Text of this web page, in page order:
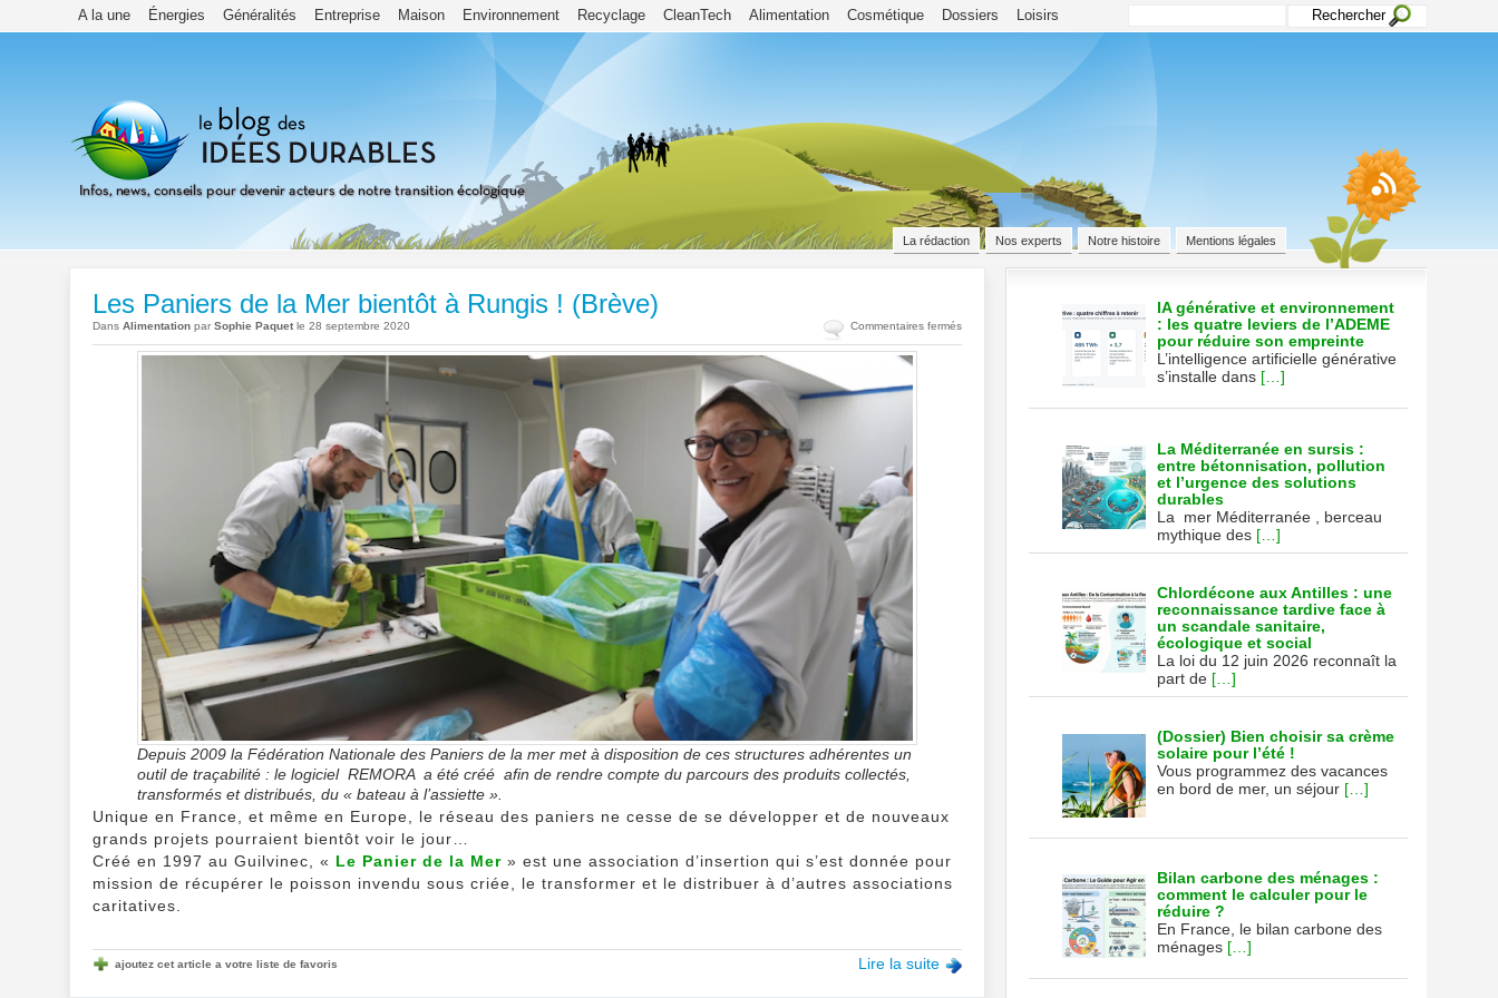
A la une Énergies Généralités Entreprise Maison Environnement Recyclage CleanTech Alimentation Cosmétique Dossiers Loisirs
La rédaction Nos experts Notre histoire Mentions légales
Les Paniers de la Mer bientôt à Rungis ! (Brève)
Dans Alimentation par Sophie Paquet le 28 septembre 2020 Commentaires ferméssur
Les
Depuis 2009 la Fédération Nationale des Paniers de la mer met à disposition de ces structures adhérentes un
outil de traçabilité : le logiciel REMORA a été créé afin de rendre compte du parcours des produits collectés,
transformés et distribués, du « bateau à l’assiette ».
Unique en France, et même en Europe, le réseau des paniers ne cesse de se développer et de nouveaux
grands projets pourraient bientôt voir le jour…
Créé en 1997 au Guilvinec, « Le Panier de la Mer » est une association d’insertion qui s’est donnée pour
mission de récupérer le poisson invendu sous criée, le transformer et le distribuer à d’autres associations
caritatives.
Lire la suite
ajoutez cet article a votre liste de favoris
IA générative et environnement
: les quatre leviers de l’ADEME
pour réduire son empreinte
L’intelligence artificielle générative
s’installe dans […]
La Méditerranée en sursis :
entre bétonnisation, pollution
et l’urgence des solutions
durables
La mer Méditerranée , berceau
mythique des […]
Chlordécone aux Antilles : une
reconnaissance tardive face à
un scandale sanitaire,
écologique et social
La loi du 12 juin 2026 reconnaît la
part de […]
(Dossier) Bien choisir sa crème
solaire pour l’été !
Vous programmez des vacances
en bord de mer, un séjour […]
Bilan carbone des ménages :
comment le calculer pour le
réduire ?
En France, le bilan carbone des
ménages […]